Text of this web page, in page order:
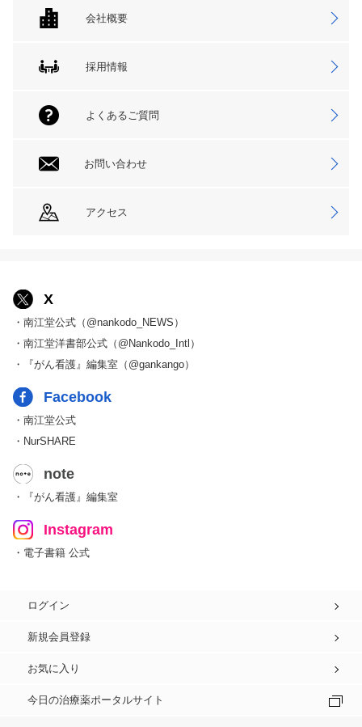
会社概要
採用情報
よくあるご質問
お問い合わせ
アクセス
X
・南江堂公式（@nankodo_NEWS）
・南江堂洋書部公式（@Nankodo_Intl）
・『がん看護』編集室（@gankango）
Facebook
・南江堂公式
・NurSHARE
note
・『がん看護』編集室
Instagram
・電子書籍 公式
ログイン
新規会員登録
お気に入り
今日の治療薬ポータルサイト